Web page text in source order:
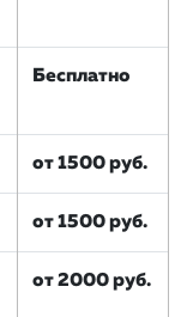
Бесплатно
от 1500 руб.
от 1500 руб.
от 2000 руб.